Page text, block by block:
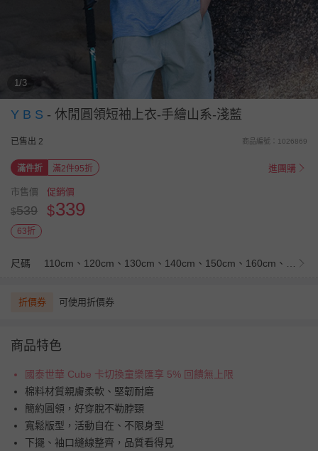
1/3
Y B S - 休閒圓領短袖上衣-手繪山系-淺藍
已售出 2 商品編號：1026869
滿件折 滿2件95折 進團購
市售價
$539
促銷價
$339
63折
尺碼
折價券 可使用折價券
商品特色
國泰世華 Cube 卡切換童樂匯享 5% 回饋無上限
棉料材質親膚柔軟、堅韌耐磨
簡約圓領，好穿脫不勒脖頸
寬鬆版型，活動自在、不限身型
下擺、袖口縫線整齊，品質看得見